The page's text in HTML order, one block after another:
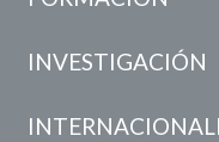
INVESTIGACIÓN